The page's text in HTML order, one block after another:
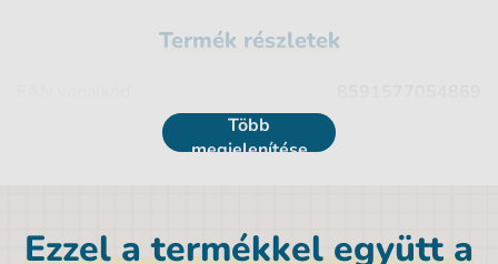
Termék részletek
Anyag
Polyester
Több
megjelenítése
Ezzel a termékkel együtt a